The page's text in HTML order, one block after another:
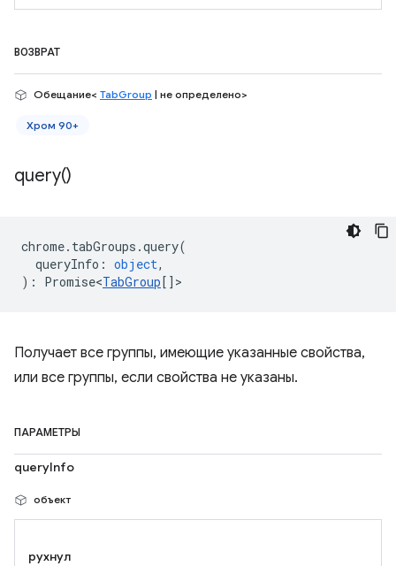
ВОЗВРАТ
Обещание< TabGroup | не определено>
Хром 90+
query()
chrome. tabGroups .query(
queryInfo : object,
) : Promise<TabGroup[] >
Получает все группы, имеющие указанные свойства,
или все группы, если свойства не указаны.
ПАРАМЕТРЫ
queryInfo
объект
рухнул